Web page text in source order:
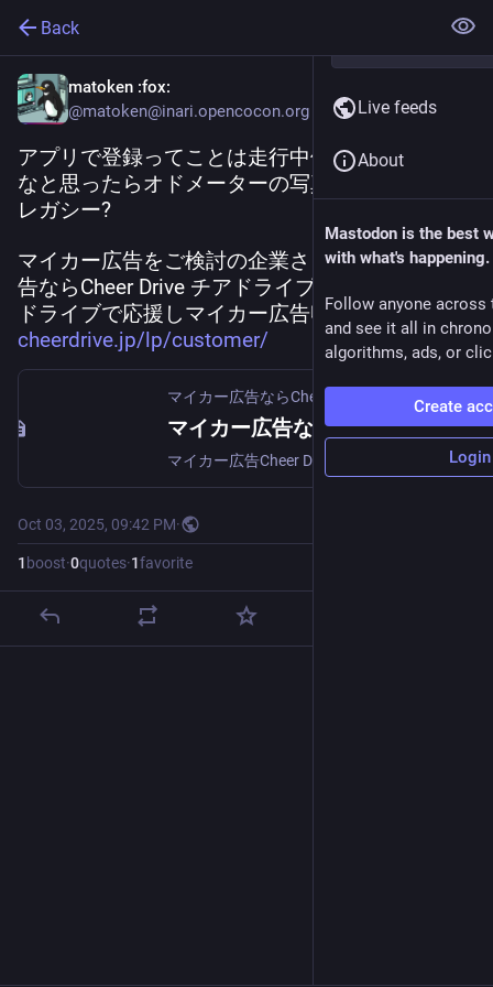
Back
matoken :fox:
@matoken@inari.opencocon.org
アプリで登録ってことは走行中位置情報共有か
なと思ったらオドメーターの写真送るぽく案外
レガシー?
マイカー広告をご検討の企業さまへ | マイカー広
告ならCheer Drive チアドライブ｜すきな商品、
ドライブで応援しマイカー広告収入を得よう!
cheerdrive.jp/lp/customer/
マイカー広告ならCheer Drive チアドライブ｜すきな商品、ドライブで応援しマイカー広告収入を得よう!
Oct 03, 2025, 09:42 PM·
1 boost·0quotes·1favorite
Live feeds
About
Mastodon is the best
with what's happening.
Follow anyone across
and see it all in
algorithms, ads, or
Create
Login